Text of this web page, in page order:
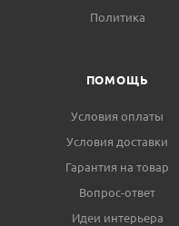
Политика
ПОМОЩЬ
Условия оплаты
Условия доставки
Гарантия на товар
Вопрос-ответ
Идеи интерьера